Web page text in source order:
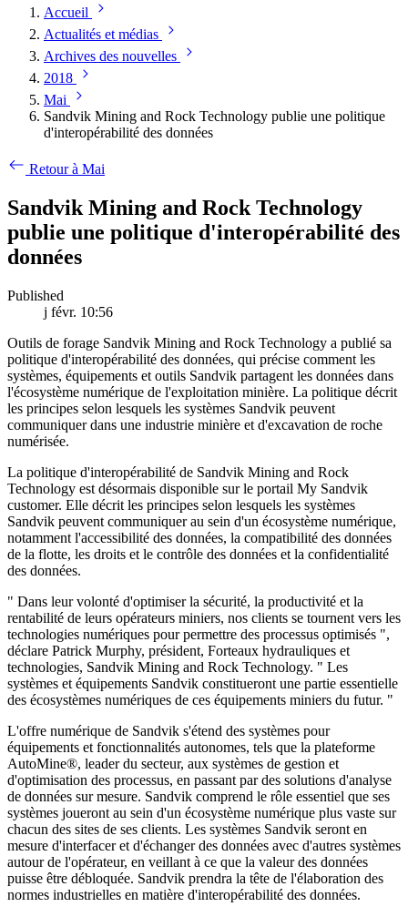
Accueil
Actualités et médias
Archives des nouvelles
2018
Mai
Sandvik Mining and Rock Technology publie une politique
d'interopérabilité des données
Retour à Mai
Sandvik Mining and Rock Technology
publie une politique d'interopérabilité des
données
Published
j févr. 10:56
Outils de forage Sandvik Mining and Rock Technology a publié sa
politique d'interopérabilité des données, qui précise comment les
systèmes, équipements et outils Sandvik partagent les données dans
l'écosystème numérique de l'exploitation minière. La politique décrit
les principes selon lesquels les systèmes Sandvik peuvent
communiquer dans une industrie minière et d'excavation de roche
numérisée.
La politique d'interopérabilité de Sandvik Mining and Rock
Technology est désormais disponible sur le portail My Sandvik
customer. Elle décrit les principes selon lesquels les systèmes
Sandvik peuvent communiquer au sein d'un écosystème numérique,
notamment l'accessibilité des données, la compatibilité des données
de la flotte, les droits et le contrôle des données et la confidentialité
des données.
" Dans leur volonté d'optimiser la sécurité, la productivité et la
rentabilité de leurs opérateurs miniers, nos clients se tournent vers les
technologies numériques pour permettre des processus optimisés ",
déclare Patrick Murphy, président, Forteaux hydrauliques et
technologies, Sandvik Mining and Rock Technology. " Les
systèmes et équipements Sandvik constitueront une partie essentielle
des écosystèmes numériques de ces équipements miniers du futur. "
L'offre numérique de Sandvik s'étend des systèmes pour
équipements et fonctionnalités autonomes, tels que la plateforme
AutoMine®, leader du secteur, aux systèmes de gestion et
d'optimisation des processus, en passant par des solutions d'analyse
de données sur mesure. Sandvik comprend le rôle essentiel que ses
systèmes joueront au sein d'un écosystème numérique plus vaste sur
chacun des sites de ses clients. Les systèmes Sandvik seront en
mesure d'interfacer et d'échanger des données avec d'autres systèmes
autour de l'opérateur, en veillant à ce que la valeur des données
puisse être débloquée. Sandvik prendra la tête de l'élaboration des
normes industrielles en matière d'interopérabilité des données.